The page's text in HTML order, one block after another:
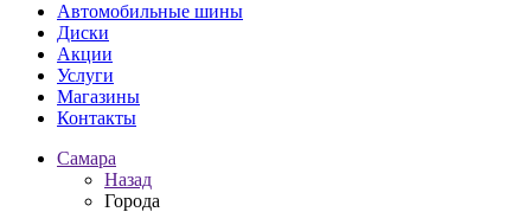
Автомобильные шины
Диски
Акции
Услуги
Магазины
Контакты
Самара
Назад
Города